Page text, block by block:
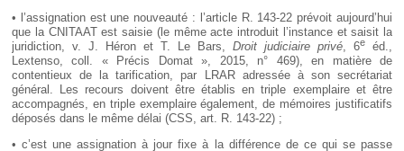
• l’assignation est une nouveauté : l’article R. 143-22 prévoit aujourd’hui
que la CNITAAT est saisie (le même acte introduit l’instance et saisit la
juridiction, v. J. Héron et T. Le Bars, Droit judiciaire privé, 6e
éd.,
Lextenso, coll. « Précis Domat », 2015, n° 469), en matière de
contentieux de la tarification, par LRAR adressée à son secrétariat
général. Les recours doivent être établis en triple exemplaire et être
accompagnés, en triple exemplaire également, de mémoires justificatifs
déposés dans le même délai (CSS, art. R. 143-22) ;
• c’est une assignation à jour fixe à la différence de ce qui se passe